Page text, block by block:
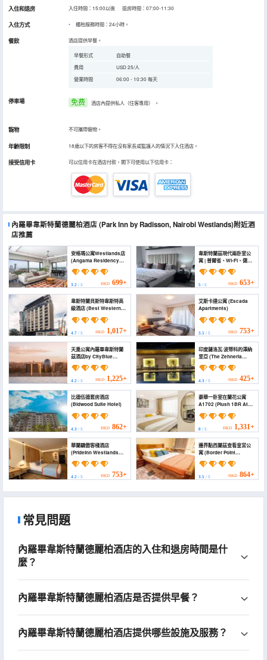
入住和退房 入住時間：15:00以後 退房時間：07:00-11:30
入住方式 櫃枱服務時間：24小時。
餐飲 酒店提供早餐。
早餐形式
自助餐
費用
USD 25/人
營業時間
06:00 - 10:30 每天
停車場 免费 酒店內提供私人（住客專用） 。
寵物 不可攜帶寵物。
年齡限制 18歲以下的房客不得在沒有家長或監護人的情況下入住酒店。
接受信用卡 可以信用卡在酒店付款，閣下可使用以下信用卡：
內羅畢韋斯特蘭德麗柏酒店(Park Inn by Radisson, Nairobi Westlands)附近酒
店推薦
安格瑪公寓Westlands店
(Angama Residency
Westlands)
3.2 / 5 HKD 699+
韋斯特蘭茲現代兩卧室公
寓 | 普爾省、Wi‑Fi、健身
房、停車位 (Modern 2BR
in Westlands | Pool, wi-
fi, Gym, Park)
5/ 5 HKD 653+
韋斯特蘭貝斯特韋斯特高
級酒店 (Best Western
Premier Westlands)
4.7 / 5 HKD 1,017+
艾斯卡達公寓 (Escada
Apartments)
3.5/ 5 HKD 753+
天巢公寓內羅畢韋斯特蘭
茲酒店by CityBlue
(SkynestResidences
by CityBlue, Nairobi
Westlands)
4.2 / 5 HKD 1,225+
印度薩洛瓦·波蒂科的澤納
里亞 (The Zehneria
Hotel)
4.3/ 5 HKD 425+
比德伍德套房酒店
(Bidwood Suite Hotel)
4.3 / 5 HKD 862+
豪華一卧室在蘭花公寓
A1702 (Plush 1BR At
A1702)
0/ 5 HKD 1,331+
華蘭驕傲客棧酒店
(PrideInn Westlands
Luxury Boutique Hotel)
4.2 / 5 HKD 753+
邊界點西蘭茲查看皇宮公
寓 (Border Point
Westlands View Palace
Apart)
3.5/ 5 HKD 864+
常見問題
內羅畢韋斯特蘭德麗柏酒店的入住和退房時間是什
麼？
內羅畢韋斯特蘭德麗柏酒店是否提供早餐？
內羅畢韋斯特蘭德麗柏酒店提供哪些設施及服務？